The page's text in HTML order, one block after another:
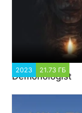
2023 21.73 ГБ
Demonologist